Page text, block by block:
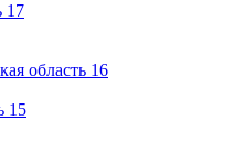
17
область 16
15